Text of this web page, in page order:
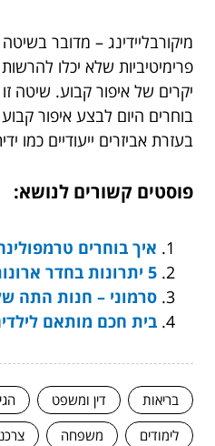
מיקורבליידינג – מדובר
פרימיטיביות שלא יכלו
יקרים של איפור קבוע. שיטה
בוחרים היום לבצע איפור
בעזרת אביזרים ייעודיים כמו
פוסטים קשורים לנושא:
איך בוחרים
5 יתרונות בחדר ארונות
סרמוני – חנות התה
בית חכם מותאם
בריאות דין ומשפט
לימודים
משפחה